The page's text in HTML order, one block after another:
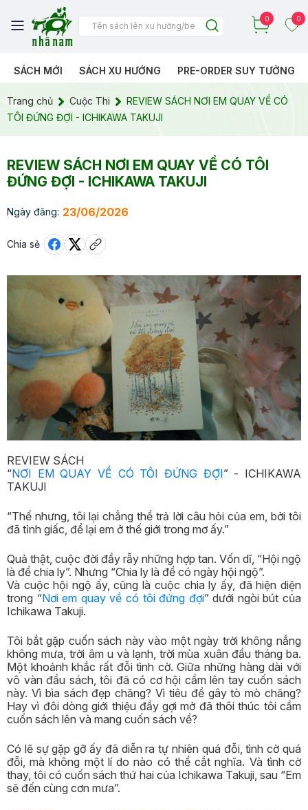
0 0
SÁCH MỚI SÁCH XU HƯỚNG PRE-ORDER SUY TƯỞNG
Trang chủ Cuộc Thi
REVIEW SÁCH NƠI EM QUAY VỀ CÓ
TÔI ĐỨNG ĐỢI - ICHIKAWA TAKUJI
REVIEW SÁCH NƠI EM QUAY VỀ CÓ TÔI
ĐỨNG ĐỢI - ICHIKAWA TAKUJI
Ngày đăng: 23/06/2026
Chia sẻ
REVIEW SÁCH
“NƠI EM QUAY VỀ CÓ TÔI ĐỨNG ĐỢI” - ICHIKAWA
TAKUJI
“Thế nhưng, tôi lại chẳng thể trả lời câu hỏi của em, bởi tôi
đã tỉnh giấc, để lại em ở thế giới trong mơ ấy.”
Quả thật, cuộc đời đầy rẫy những hợp tan. Vốn dĩ, “Hội ngộ
là để chia ly”. Nhưng “Chia ly là để có ngày hội ngộ”.
Và cuộc hội ngộ ấy, cũng là cuộc chia ly ấy, đã hiện diện
trong “Nơi em quay về có tôi đứng đợi” dưới ngòi bút của
Ichikawa Takuji.
Tôi bắt gặp cuốn sách này vào một ngày trời không nắng
không mưa, trời âm u và lạnh, trời mùa xuân đầu tháng ba.
Một khoảnh khắc rất đỗi tình cờ. Giữa những hàng dài với
vô vàn đầu sách, tôi đã có cơ hội cầm lên tay cuốn sách
này. Vì bìa sách đẹp chăng? Vì tiêu đề gây tò mò chăng?
Hay vì đôi dòng giới thiệu đầy gợi mở đã thôi thúc tôi cầm
cuốn sách lên và mang cuốn sách về?
Có lẽ sự gặp gỡ ấy đã diễn ra tự nhiên quá đỗi, tình cờ quá
đỗi, mà không một lí do nào có thể cắt nghĩa. Và tình cờ
thay, tôi có cuốn sách thứ hai của Ichikawa Takuji, sau “Em
sẽ đến cùng cơn mưa”.